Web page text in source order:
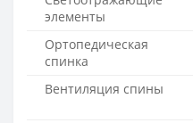
элементы
Ортопедическая
спинка
Вентиляция спины